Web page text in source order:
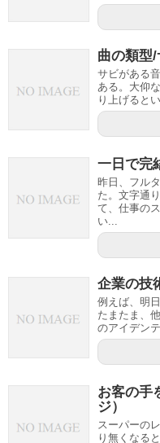
曲の類型
サビがある
ある。大仰
り上げると
一日で完
昨日、フル
た。文字通
て、仕事の
い...
企業の技
例えば、明
たまたま、
のアイデン
お客の手
ジ）
スーパーの
り無くなる